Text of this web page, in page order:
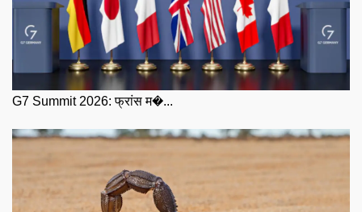
G7 Summit 2026: फ्रांस म�...